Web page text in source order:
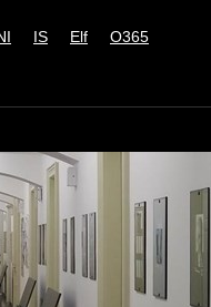
IS Elf O365